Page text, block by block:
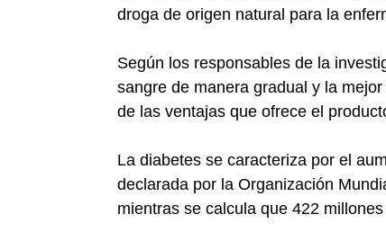
droga de origen natural para la
Según los responsables de la
sangre de manera gradual y la
de las ventajas que ofrece el
La diabetes se caracteriza por el
declarada por la Organización
mientras se calcula que 422